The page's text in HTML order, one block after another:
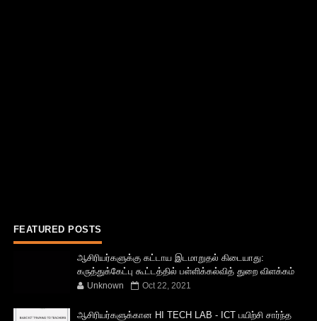
FEATURED POSTS
ஆசிரியர்களுக்கு கட்டாய இடமாறுதல் கிடையாது:
கருத்துக்கேட்பு கூட்டத்தில் பள்ளிக்கல்வித் துறை விளக்கம்
Unknown Oct 22, 2021
ஆசிரியர்களுக்கான HI TECH LAB - ICT பயிற்சி சார்ந்த